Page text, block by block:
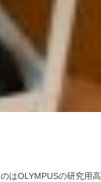
はOLYMPUSの研究用